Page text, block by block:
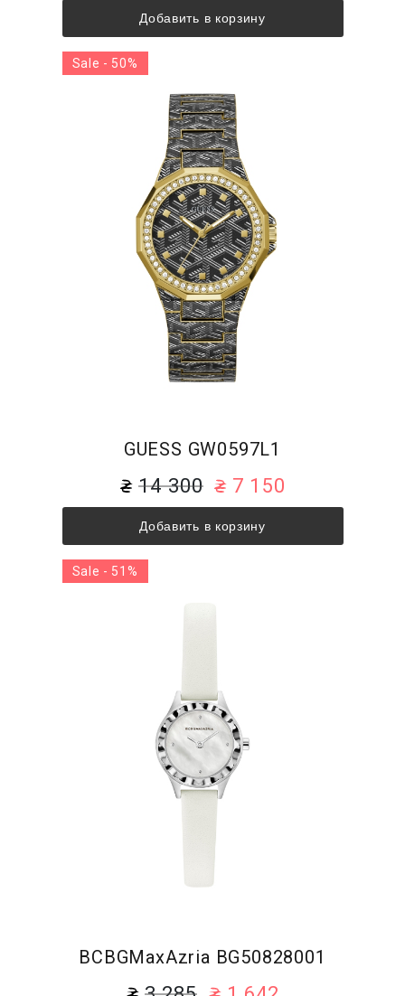
Добавить в корзину
GUESS GW0597L1
14 300 7 150
Добавить в корзину
Sale - 50%
BCBGMaxAzria BG50828001
Sale - 51%